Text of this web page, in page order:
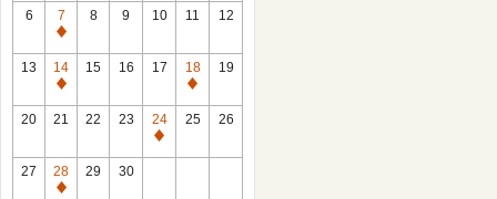
6
7
休
館
日
8 9 10 11 12
13
14
休
館
15 16 17
18
休
館
19
20 21 22 23
24
休
25 26
27
28
休
29 30